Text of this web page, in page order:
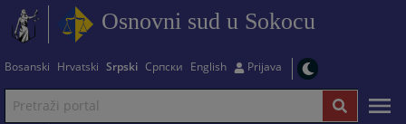
Osnovni sud u Sokocu
Bosanski Hrvatski Srpski Српски English Prijava